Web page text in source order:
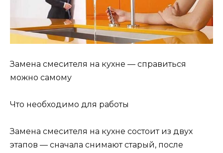
Замена смесителя на кухне — справиться
можно самому
Что необходимо для работы
Замена смесителя на кухне состоит из двух
этапов — сначала снимают старый, после